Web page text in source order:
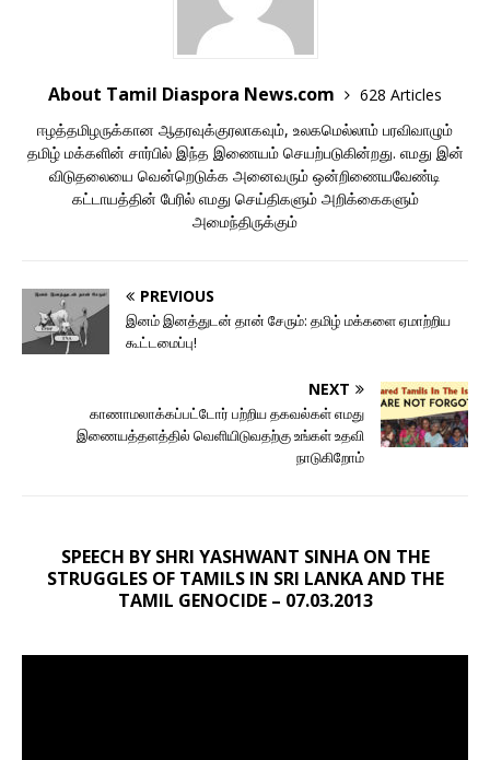
About Tamil Diaspora News.com
628 Articles
ஈழத்தமிழருக்கான ஆதரவுக்குரலாகவும், உலகமெல்லாம் பரவிவாழும்
தமிழ் மக்களின் சார்பில் இந்த இணையம் செயற்படுகின்றது. எமது இன்
விடுதலையை வென்றெடுக்க அனைவரும் ஒன்றிணையவேண்டி
கட்டாயத்தின் பேரில் எமது செய்திகளும் அறிக்கைகளும்
அமைந்திருக்கும்
PREVIOUS
இனம் இனத்துடன் தான் சேரும்: தமிழ் மக்களை ஏமாற்றிய
கூட்டமைப்பு!
NEXT
காணாமலாக்கப்பட்டோர் பற்றிய தகவல்கள் எமது
இணையத்தளத்தில் வெளியிடுவதற்கு உங்கள் உதவி
நாடுகிறோம்
SPEECH BY SHRI YASHWANT SINHA ON THE
STRUGGLES OF TAMILS IN SRI LANKA AND THE
TAMIL GENOCIDE – 07.03.2013